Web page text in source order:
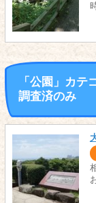
「公園」カ
調査済のみ